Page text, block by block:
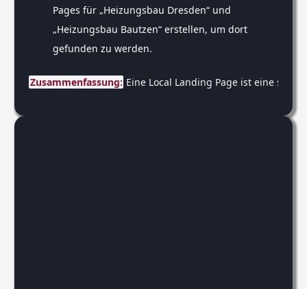
Pages für „Heizungsbau Dresden“ und
„Heizungsbau Bautzen“ erstellen, um dort
gefunden zu werden.
Zusammenfassung: Eine Local Landing Page ist eine